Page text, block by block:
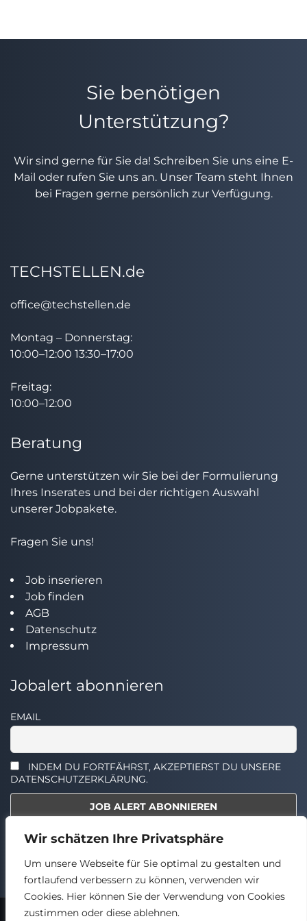
Wir schätzen Ihre Privatsphäre
Um unsere Webseite für Sie optimal zu gestalten und
fortlaufend verbessern zu können, verwenden wir
Cookies. Hier können Sie der Verwendung von Cookies
zustimmen oder diese ablehnen.
Sie benötigen
Unterstützung?
Wir sind gerne für Sie da! Schreiben Sie uns eine E-
Mail oder rufen Sie uns an. Unser Team steht Ihnen
bei Fragen gerne persönlich zur Verfügung.
TECHSTELLEN.de
office@techstellen.de
Montag – Donnerstag:
10:00–12:00 13:30–17:00
Freitag:
10:00–12:00
Beratung
Gerne unterstützen wir Sie bei der Formulierung
Ihres Inserates und bei der richtigen Auswahl
unserer Jobpakete.
Fragen Sie uns!
Job inserieren
Job finden
AGB
Datenschutz
Impressum
Jobalert abonnieren
EMAIL
INDEM DU FORTFÄHRST, AKZEPTIERST DU UNSERE
DATENSCHUTZERKLÄRUNG.
Select the widget you want to show.